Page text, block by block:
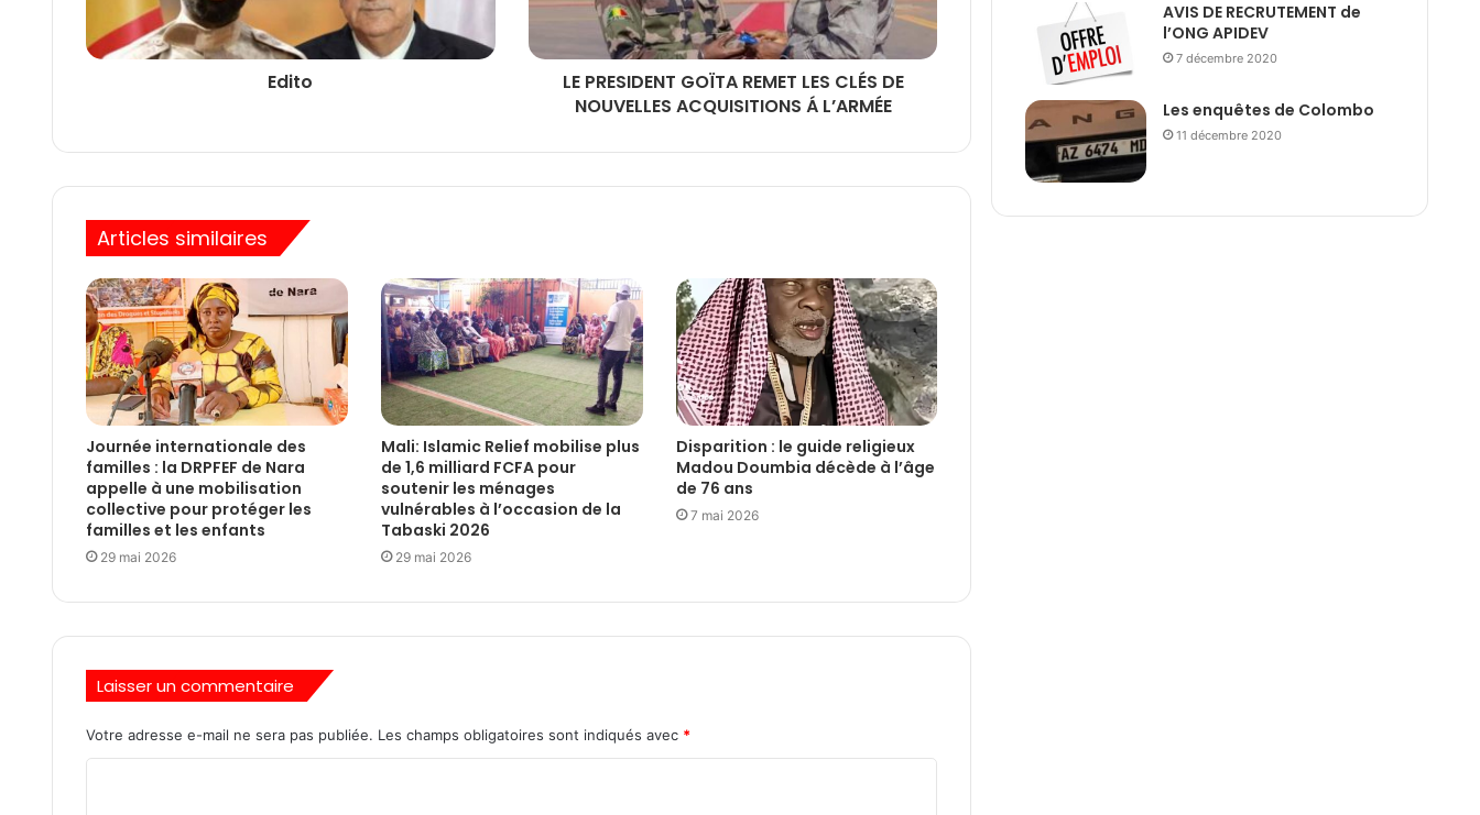
Edito
LE PRESIDENT GOÏTA REMET LES CLÉS DE
NOUVELLES ACQUISITIONS Á L’ARMÉE
Articles similaires
Journée internationale des
familles : la DRPFEF de Nara
appelle à une mobilisation
collective pour protéger les
familles et les enfants
29 mai 2026
Mali: Islamic Relief mobilise plus
de 1,6 milliard FCFA pour
soutenir les ménages
vulnérables à l’occasion de la
Tabaski 2026
29 mai 2026
Disparition : le guide religieux
Madou Doumbia décède à l’âge
de 76 ans
7 mai 2026
Laisser un commentaire
Votre adresse e-mail ne sera pas publiée. Les champs obligatoires sont indiqués avec *
AVIS DE RECRUTEMENT de
l’ONG APIDEV
7 décembre 2020
Les enquêtes de Colombo
11 décembre 2020